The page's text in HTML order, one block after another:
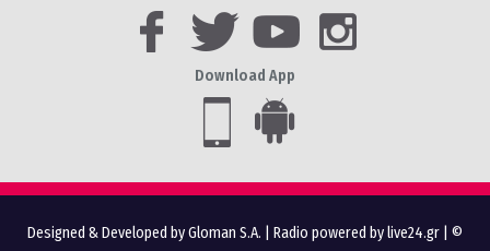
Download App
Designed & Developed by Gloman S.A. Radio powered by live24.gr | ©